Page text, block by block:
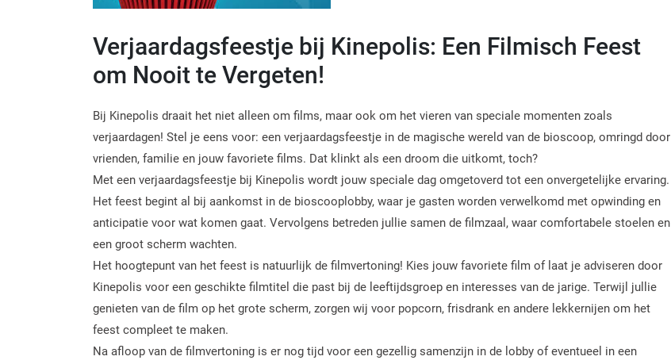
Verjaardagsfeestje bij Kinepolis: Een Filmisch Feest
om Nooit te Vergeten!
Bij Kinepolis draait het niet alleen om films, maar ook om het vieren van speciale momenten zoals
verjaardagen! Stel je eens voor: een verjaardagsfeestje in de magische wereld van de bioscoop, omringd door
vrienden, familie en jouw favoriete films. Dat klinkt als een droom die uitkomt, toch?
Met een verjaardagsfeestje bij Kinepolis wordt jouw speciale dag omgetoverd tot een onvergetelijke ervaring.
Het feest begint al bij aankomst in de bioscooplobby, waar je gasten worden verwelkomd met opwinding en
anticipatie voor wat komen gaat. Vervolgens betreden jullie samen de filmzaal, waar comfortabele stoelen en
een groot scherm wachten.
Het hoogtepunt van het feest is natuurlijk de filmvertoning! Kies jouw favoriete film of laat je adviseren door
Kinepolis voor een geschikte filmtitel die past bij de leeftijdsgroep en interesses van de jarige. Terwijl jullie
genieten van de film op het grote scherm, zorgen wij voor popcorn, frisdrank en andere lekkernijen om het
feest compleet te maken.
Na afloop van de filmvertoning is er nog tijd voor een gezellig samenzijn in de lobby of eventueel in een